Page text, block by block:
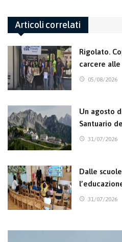
Articoli correlati
Rigolato.
carcere
05/08/2026
Un agosto
Santuario
31/07/2026
Dalle
31/07/2026